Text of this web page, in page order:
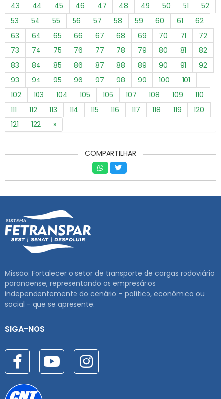
43
44 45 46 47 48 49 50 51
52
53
54 55 56 57 58 59 60 61
62
63
64 65 66 67 68 69 70 71
72
73
74 75 76 77 78 79 80 81
82
83
84 85 86 87 88 89 90 91
92
93
94 95 96 97 98 99 100
101
102
103 104 105 106 107 108 109
110
111
112 113 114 115 116 117 118 119
120
121
122 »
COMPARTILHAR
Missão: Fortalecer o setor de transporte de cargas rodoviário
paranaense, representando os empresários
independentemente do cenário – político, econômico ou
social - que se apresente.
SIGA-NOS